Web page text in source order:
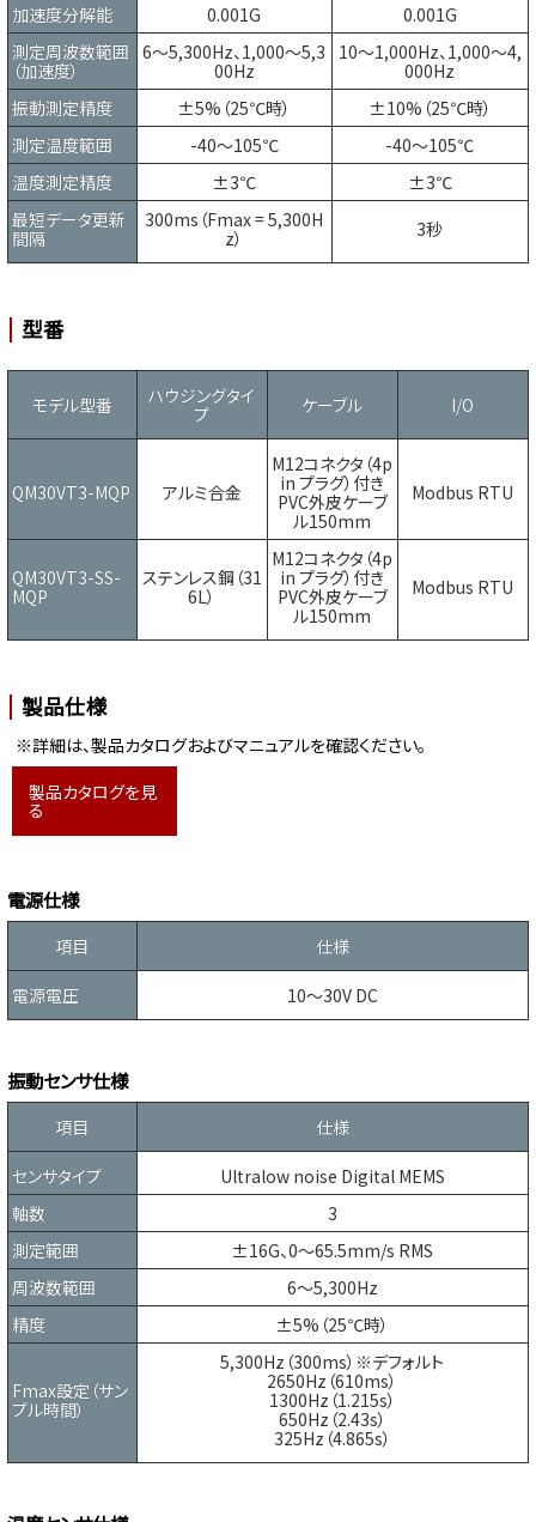
加速度分解能
0.001G
0.001G
測定周波数範囲
（加速度）
6～5,300Hz、1,000～5,3
00Hz
10～1,000Hz、1,000～4,
000Hz
振動測定精度
±5%（25℃時）
±10%（25℃時）
測定温度範囲
-40～105℃
-40～105℃
温度測定精度
±3℃
±3℃
最短データ更新
間隔
300ms（Fmax = 5,300H
z）
3秒
型番
モデル型番
ハウジングタイ
プ
ケーブル I/O
QM30VT3-MQP アルミ合金
M12コネクタ（4p
in プラグ）付き
PVC外皮ケーブ
ル150mm
Modbus RTU
QM30VT3-SS-
MQP
ステンレス鋼（31
6L）
M12コネクタ（4p
in プラグ）付き
PVC外皮ケーブ
ル150mm
Modbus RTU
製品仕様
※詳細は、製品カタログおよびマニュアルを確認ください。
製品カタログを見
る
電源仕様
項目 仕様
電源電圧 10～30V DC
振動センサ仕様
項目 仕様
センサタイプ
Ultralow noise Digital MEMS
軸数
3
測定範囲
±16G、0～65.5mm/s RMS
周波数範囲
6～5,300Hz
精度
±5%（25℃時）
Fmax設定（サン
プル時間）
5,300Hz（300ms）※デフォルト
2650Hz（610ms）
1300Hz（1.215s）
650Hz（2.43s）
325Hz（4.865s）